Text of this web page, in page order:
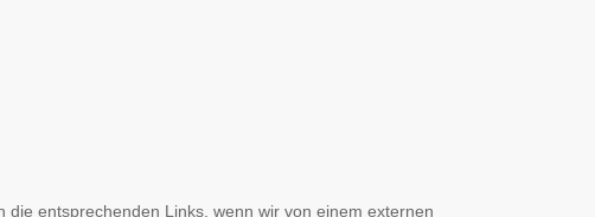
entsprechenden Links, wenn wir von einem externen